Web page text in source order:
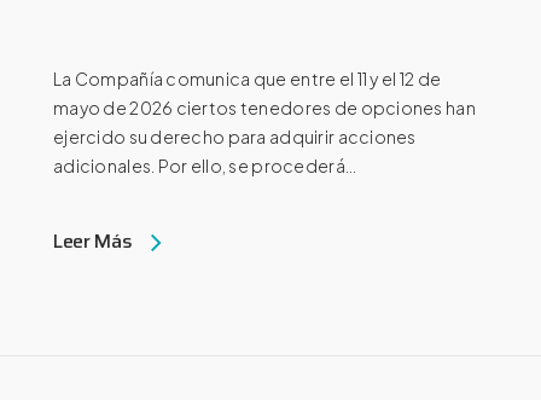
La Compañía comunica que entre el 11 y el 12 de
mayo de 2026 ciertos tenedores de opciones han
ejercido su derecho para adquirir acciones
adicionales. Por ello, se procederá...
Leer Más